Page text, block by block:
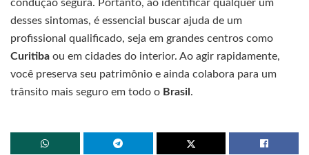
condução segura. Portanto, ao identificar qualquer um
desses sintomas, é essencial buscar ajuda de um
profissional qualificado, seja em grandes centros como
Curitiba ou em cidades do interior. Ao agir rapidamente,
você preserva seu patrimônio e ainda colabora para um
trânsito mais seguro em todo o Brasil .